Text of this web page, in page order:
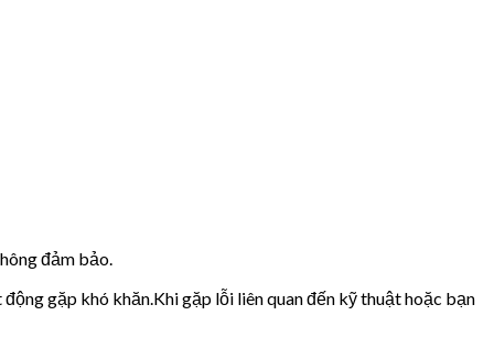
đảm bảo.
gặp khó khăn.Khi gặp lỗi liên quan đến kỹ thuật hoặc bạn